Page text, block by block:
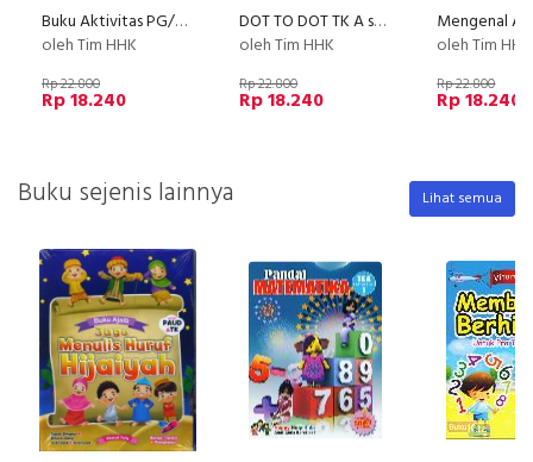
Buku Aktivitas PG/PAUD semester 2
oleh Tim HHK
Rp 22.800
Rp 18.240
DOT TO DOT TK A semester 2
oleh Tim HHK
Rp 22.800
Rp 18.240
oleh Tim HHK
Rp 22.800
Rp 18.240
Buku sejenis lainnya Lihat semua